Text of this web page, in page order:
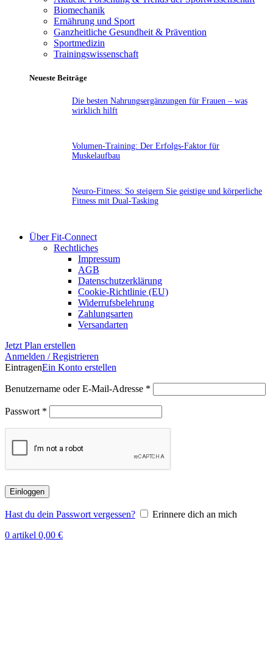
Biomechanik
Ernährung und Sport
Ganzheitliche Gesundheit & Prävention
Sportmedizin
Trainingswissenschaft
Neueste Beiträge
Die besten Nahrungsergänzungen für Frauen – was
wirklich hilft
Volumen-Training: Der Erfolgs-Faktor für
Muskelaufbau
Neuro-Fitness: So steigern Sie geistige und körperliche
Fitness mit Dual-Tasking
Über Fit-Connect
Rechtliches
Impressum
AGB
Datenschutzerklärung
Cookie-Richtlinie (EU)
Widerrufsbelehrung
Zahlungsarten
Versandarten
Jetzt Plan erstellen
Anmelden / Registrieren
EintragenEin Konto erstellen
Benutzername oder E-Mail-Adresse *
Passwort *
Einloggen
Hast du dein Passwort vergessen?
Erinnere dich an mich
0 artikel 0,00 €